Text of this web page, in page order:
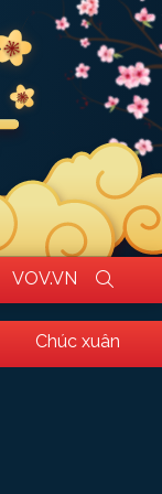
VOV.VN
Chúc xuân